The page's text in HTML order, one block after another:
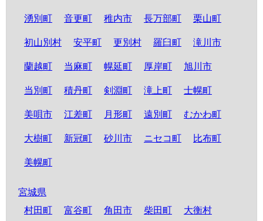
湧別町 音更町 稚内市 長万部町 栗山町
初山別村 安平町 更別村 羅臼町 滝川市
蘭越町 当麻町 幌延町 厚岸町 旭川市
当別町 積丹町 剣淵町 滝上町 士幌町
美唄市 江差町 月形町 遠別町 むかわ町
大樹町 新冠町 砂川市 ニセコ町 比布町
美幌町
宮城県
村田町
富谷町 角田市 柴田町 大衡村